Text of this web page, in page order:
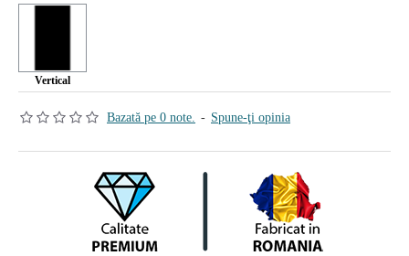
Bazată pe 0 note. - Spune-ţi opinia
Vertical